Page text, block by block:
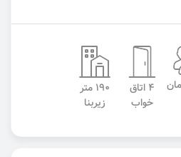
4 اتاق
خواب
190 متر
زیربنا